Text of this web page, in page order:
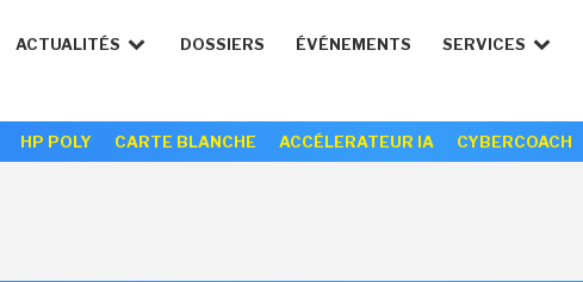
ACTUALITÉS DOSSIERS ÉVÉNEMENTS SERVICES
HP POLY CARTE BLANCHE ACCÉLERATEUR IA CYBERCOACH